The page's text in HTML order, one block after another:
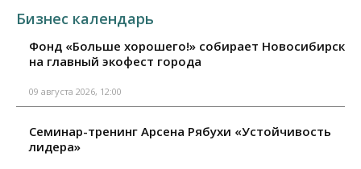
Бизнес календарь
Фонд «Больше хорошего!» собирает Новосибирск
на главный экофест города
09 августа 2026, 12:00
Семинар-тренинг Арсена Рябухи «Устойчивость
лидера»